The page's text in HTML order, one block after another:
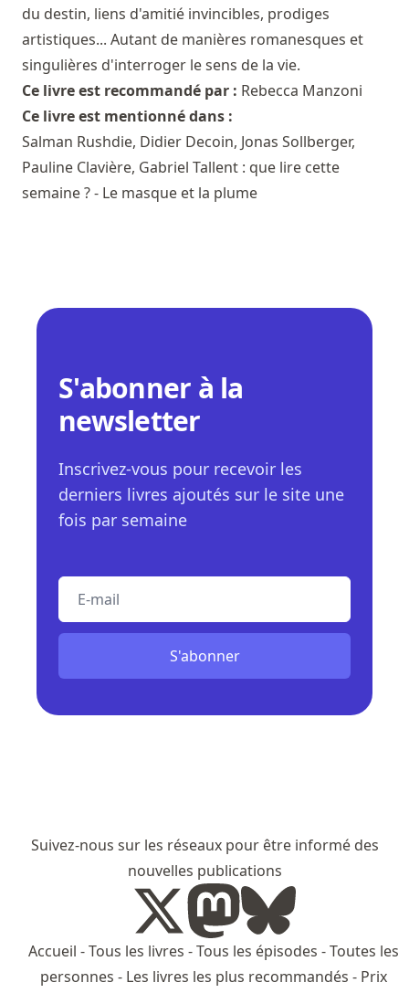
du destin, liens d'amitié invincibles, prodiges
artistiques... Autant de manières romanesques et
singulières d'interroger le sens de la vie.
Ce livre est recommandé par : Rebecca Manzoni
Ce livre est mentionné dans :
Salman Rushdie, Didier Decoin, Jonas Sollberger,
Pauline Clavière, Gabriel Tallent : que lire cette
semaine ? - Le masque et la plume
S'abonner à la
newsletter
Inscrivez-vous pour recevoir les
derniers livres ajoutés sur le site une
fois par semaine
S'abonner
Suivez-nous sur les réseaux pour être informé des
nouvelles publications
Accueil -Tous les livres -Tous les épisodes -Toutes les
personnes - Les livres les plus recommandés - Prix